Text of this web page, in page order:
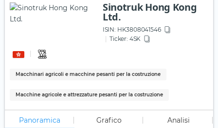
Sinotruk Hong Kong
Ltd.
ISIN: HK3808041546
Ticker: 4SK
Macchinari agricoli e macchine pesanti per la costruzione
Macchine agricole e attrezzature pesanti per la costruzione
Panoramica Grafico Analisi